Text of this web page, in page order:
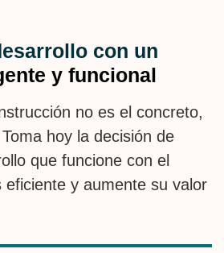
con un
y funcional
no es el concreto,
hoy la decisión de
que funcione con el
y aumente su valor